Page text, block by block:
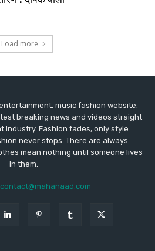
music fashion website.
breaking news and videos straight
industry. Fashion fades, only style
never stops. There are always
mean nothing until someone lives
in them.
contact@mahanaad.com